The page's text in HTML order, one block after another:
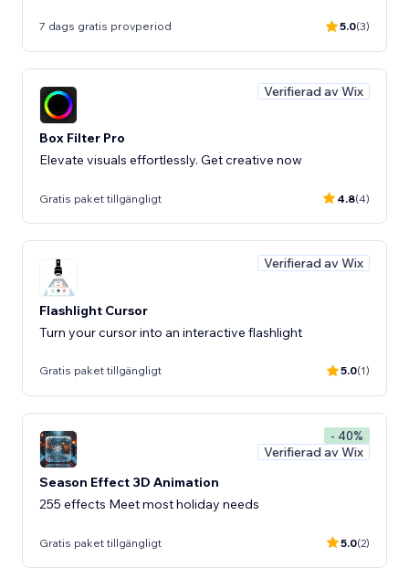
7 dags gratis provperiod 5.0(3)
Verifierad av Wix
Box Filter Pro
Elevate visuals effortlessly. Get creative now
Gratis paket tillgängligt 4.8(4)
Verifierad av Wix
Flashlight Cursor
Turn your cursor into an interactive flashlight
Gratis paket tillgängligt 5.0(1)
- 40%
Verifierad av Wix
Season Effect 3D Animation
255 effects Meet most holiday needs
Gratis paket tillgängligt 5.0(2)